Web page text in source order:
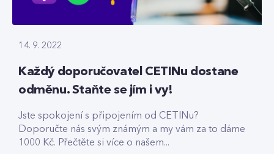
14. 9. 2022
Každý doporučovatel CETINu dostane
odměnu. Staňte se jím i vy!
Jste spokojení s připojením od CETINu?
Doporučte nás svým známým a my vám za to dáme
1000 Kč. Přečtěte si více o našem...